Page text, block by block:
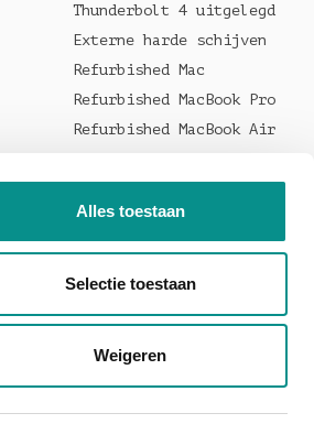
Alles toestaan
Selectie toestaan
Weigeren
Thunderbolt 4 uitgelegd
Externe harde schijven
Refurbished Mac
Refurbished MacBook Pro
Refurbished MacBook Air